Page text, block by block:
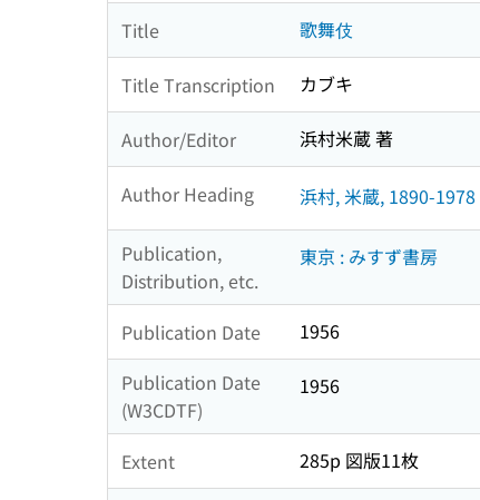
Title 歌舞伎
Title Transcription カブキ
Author/Editor 浜村米蔵 著
Author Heading 浜村, 米蔵, 1890-1978
Publication,
Distribution, etc.
東京 : みすず書房
Publication Date
1956
Publication Date
(W3CDTF)
1956
Extent 285p 図版11枚